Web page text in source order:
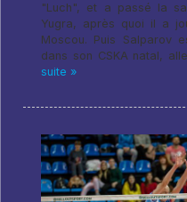
"Luch", et a passé la
Yugra, après quoi il a
Moscou. Puis Salparov
dans son CSKA natal,
suite »